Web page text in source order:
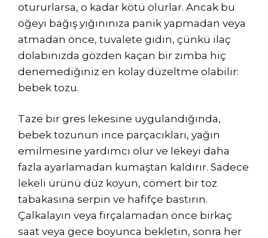
otururlarsa, o kadar kötü olurlar. Ancak bu
öğeyi bağış yığınınıza panik yapmadan veya
atmadan önce, tuvalete gidin, çünkü ilaç
dolabınızda gözden kaçan bir zımba hiç
denemediğiniz en kolay düzeltme olabilir:
bebek tozu.
Taze bir gres lekesine uygulandığında,
bebek tozunun ince parçacıkları, yağın
emilmesine yardımcı olur ve lekeyi daha
fazla ayarlamadan kumaştan kaldırır. Sadece
lekeli ürünü düz koyun, cömert bir toz
tabakasına serpin ve hafifçe bastırın.
Çalkalayın veya fırçalamadan önce birkaç
saat veya gece boyunca bekletin, sonra her